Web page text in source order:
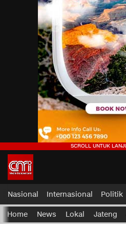
CMI News
Berani, Integritas dan Loyalitas
Nasional Internasional Politik
Home News Lokal Jateng